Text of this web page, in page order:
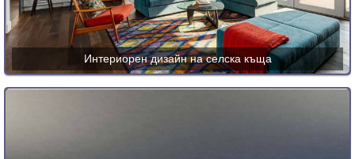
Интериорен дизайн на селска къща